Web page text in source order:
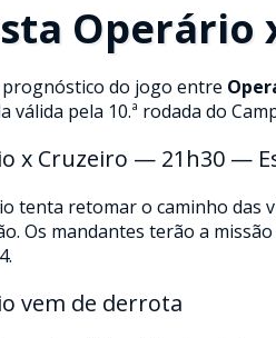
Operário
do jogo entre
válida pela 10.ª rodada do
x Cruzeiro — 21h30 —
tenta retomar o caminho das
Os mandantes terão a
vem de derrota